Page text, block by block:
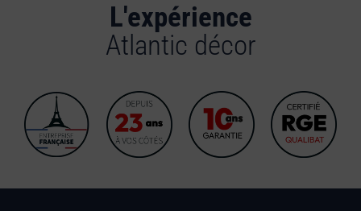
L'expérience
Atlantic décor